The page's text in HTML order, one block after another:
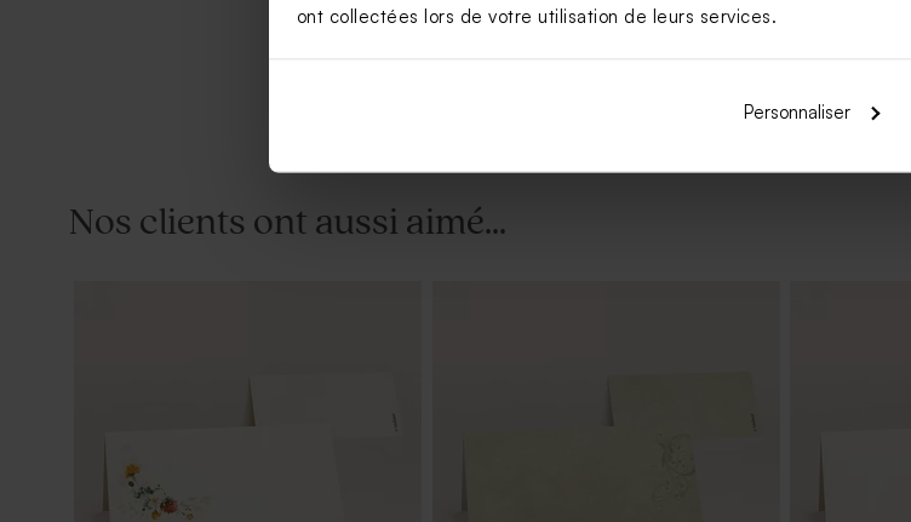
ont collectées lors de votre utilisation de leurs services.
Personnaliser
Nos clients ont aussi aimé...